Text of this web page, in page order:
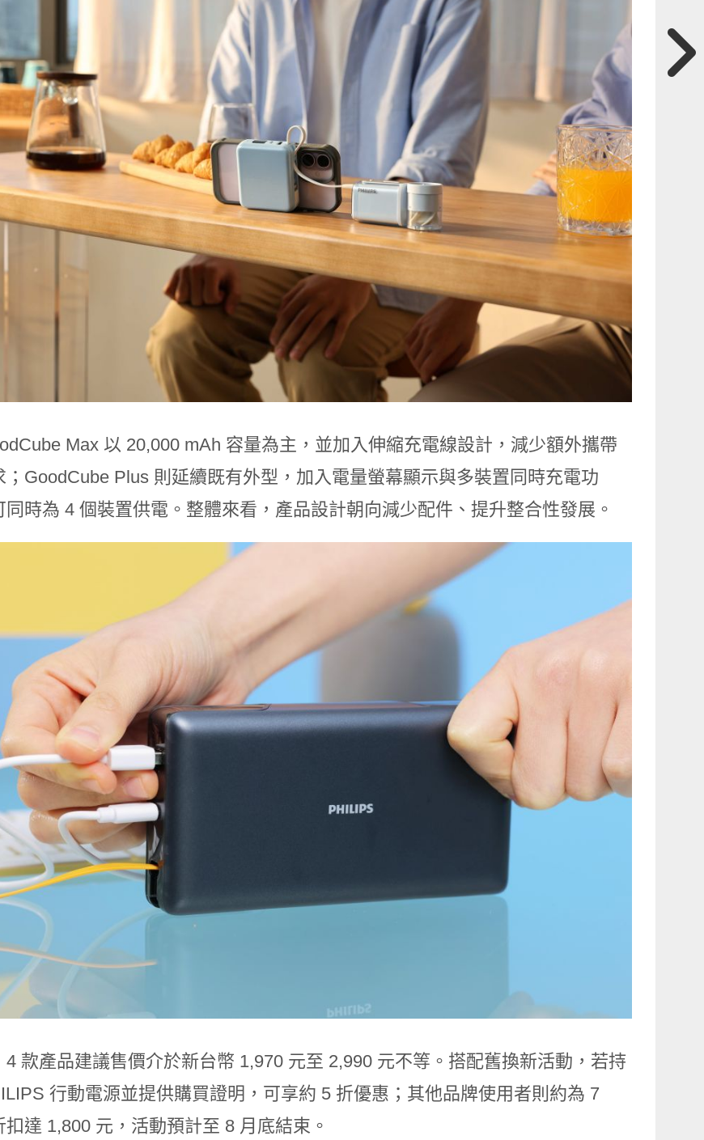
Max 以 20,000 mAh 容量為主，並加入伸縮充電線設計，減少額外攜帶
；GoodCube Plus 則延續既有外型，加入電量螢幕顯示與多裝置同時充電功
同時為 4 個裝置供電。整體來看，產品設計朝向減少配件、提升整合性發展。
4 款產品建議售價介於新台幣 1,970 元至 2,990 元不等。搭配舊換新活動，若持
行動電源並提供購買證明，可享約 5 折優惠；其他品牌使用者則約為 7
扣達 1,800 元，活動預計至 8 月底結束。